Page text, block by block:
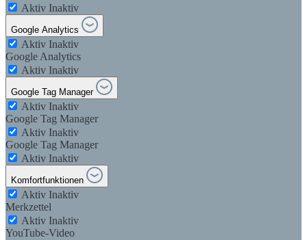
Aktiv Inaktiv
Google Analytics
Aktiv Inaktiv
Google Analytics
Aktiv Inaktiv
Google Tag Manager
Aktiv Inaktiv
Google Tag Manager
Aktiv Inaktiv
Google Tag Manager
Aktiv Inaktiv
Komfortfunktionen
Aktiv Inaktiv
Merkzettel
Aktiv Inaktiv
YouTube-Video